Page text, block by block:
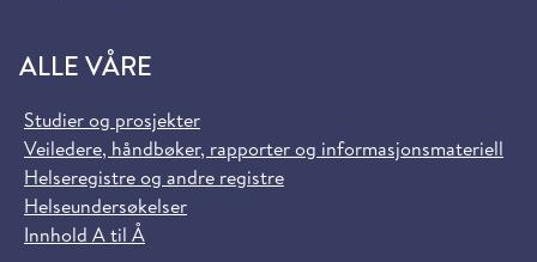
ALLE VÅRE
Studier og prosjekter
Veiledere, håndbøker, rapporter og informasjonsmateriell
Helseregistre og andre registre
Helseundersøkelser
Innhold A til Å